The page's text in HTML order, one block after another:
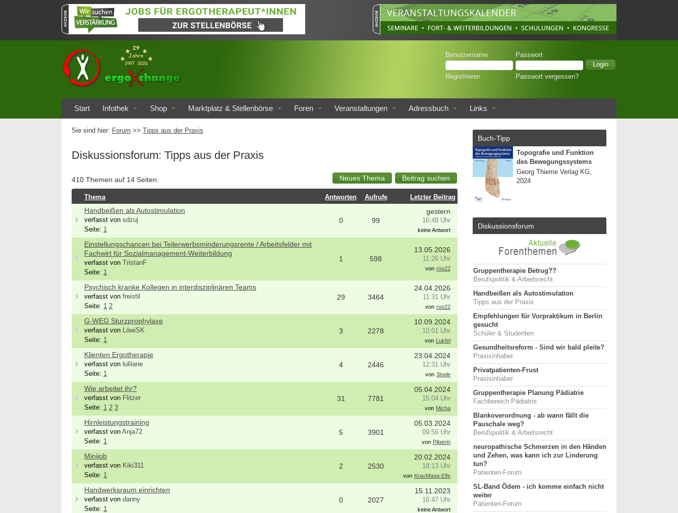
Benutzername Passwort
Registrieren Passwort vergessen?
Start Infothek Shop Marktplatz & Stellenbörse Foren Veranstaltungen Adressbuch Links
Sie sind hier: Forum >> Tipps aus der Praxis
Diskussionsforum: Tipps aus der Praxis
410 Themen auf 14 Seiten.
Thema Antworten Aufrufe Letzter Beitrag
Handbeißen als Autostimulation
verfasst von sdzuj
Seite: 1
0 99
gestern
16:48 Uhr
keine Antwort
Einstellungschancen bei Teilerwerbsminderungsrente / Arbeitsfelder mit
Fachwirt für Sozialmanagement-Weiterbildung
verfasst von
TristanF
Seite: 1
1 598
13.05.2026
11:26 Uhr
von roo22
Psychisch kranke Kollegen in interdisziplinären Teams
verfasst von freistil
Seite: 1 2
29 3464
24.04.2026
11:31 Uhr
von roo22
G-WEG Sturzprophylaxe
verfasst von LöwiSK
Seite: 1
3 2278
10.09.2024
10:01 Uhr
von Lukfel
Klienten Ergotherapie
verfasst von lulilane
Seite: 1
4 2446
23.04.2024
12:31 Uhr
von 3isele
Wie arbeitet ihr?
verfasst von Flitzer
Seite: 1 2 3
31 7781
05.04.2024
15:04 Uhr
von Micha
Hirnleistungstraining
verfasst von Anja72
Seite: 1
5 3901
05.03.2024
09:56 Uhr
von Pilgerin
Minijob
verfasst von Kiki311
Seite: 1
2 2530
20.02.2024
18:13 Uhr
von KravMaga-Elfe
Handwerksraum einrichten
verfasst von danny
Seite: 1
0 2027
15.11.2023
16:47 Uhr
keine Antwort
Buch-Tipp
Topografie und Funktion
des Bewegungssystems
Georg Thieme Verlag KG,
2024
Diskussionsforum
Gruppentherapie Betrug??
Berufspolitik & Arbeitsrecht
Handbeißen als Autostimulation
Tipps aus der Praxis
Empfehlungen für Vorpraktikum in Berlin
gesucht
Schüler & Studenten
Gesundheitsreform - Sind wir bald pleite?
Praxisinhaber
Privatpatienten-Frust
Praxisinhaber
Gruppentherapie Planung Pädiatrie
Fachbereich Pädiatrie
Blankoverordnung - ab wann fällt die
Pauschale weg?
Berufspolitik & Arbeitsrecht
neuropathische Schmerzen in den Händen
und Zehen, was kann ich zur Linderung
tun?
Patienten-Forum
SL-Band Ödem - ich komme einfach nicht
weiter
Patienten-Forum